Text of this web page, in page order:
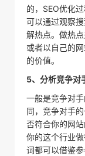
的，SEO优化
可以通过观察
解热点。做热
或者以自己的
的价值。
5、分析竞争对
一般是竞争对
同，竞争对手
否符合你的网
你的这个行业
词都可以借鉴参